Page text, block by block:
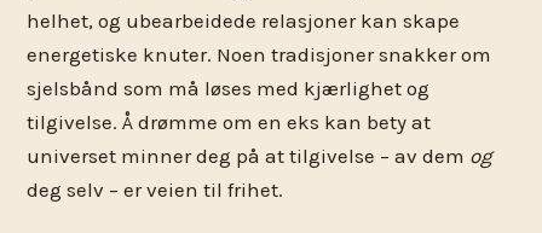
helhet, og ubearbeidede relasjoner kan skape
energetiske knuter. Noen tradisjoner snakker om
sjelsbånd som må løses med kjærlighet og
tilgivelse. Å drømme om en eks kan bety at
universet minner deg på at tilgivelse – av dem og
deg selv – er veien til frihet.